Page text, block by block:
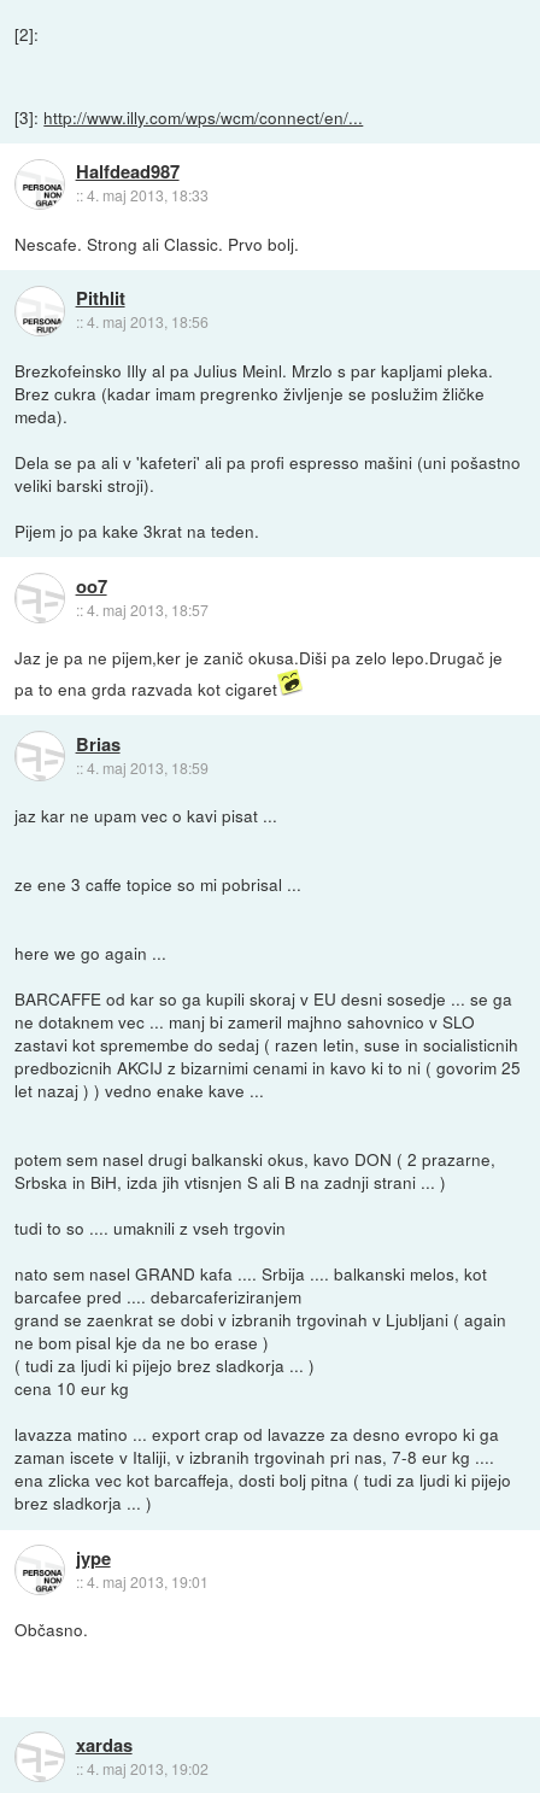
[2]:
[3]: http://www.illy.com/wps/wcm/connect/en/...
Halfdead987
::4. maj 2013, 18:33
Nescafe. Strong ali Classic. Prvo bolj.
Pithlit
::4. maj 2013, 18:56
Brezkofeinsko Illy al pa Julius Meinl. Mrzlo s par kapljami pleka.
Brez cukra (kadar imam pregrenko življenje se poslužim žličke
meda).
Dela se pa ali v 'kafeteri' ali pa profi espresso mašini (uni pošastno
veliki barski stroji).
Pijem jo pa kake 3krat na teden.
oo7
::4. maj 2013, 18:57
Jaz je pa ne pijem,ker je zanič okusa.Diši pa zelo lepo.Drugač je
pa to ena grda razvada kot cigaret
Brias
::4. maj 2013, 18:59
jaz kar ne upam vec o kavi pisat ...
ze ene 3 caffe topice so mi pobrisal ...
here we go again ...
BARCAFFE od kar so ga kupili skoraj v EU desni sosedje ... se ga
ne dotaknem vec ... manj bi zameril majhno sahovnico v SLO
zastavi kot spremembe do sedaj ( razen letin, suse in socialisticnih
predbozicnih AKCIJ z bizarnimi cenami in kavo ki to ni ( govorim 25
let nazaj ) ) vedno enake kave ...
potem sem nasel drugi balkanski okus, kavo DON ( 2 prazarne,
Srbska in BiH, izda jih vtisnjen S ali B na zadnji strani ... )
tudi to so .... umaknili z vseh trgovin
nato sem nasel GRAND kafa .... Srbija .... balkanski melos, kot
barcafee pred .... debarcaferiziranjem
grand se zaenkrat se dobi v izbranih trgovinah v Ljubljani ( again
ne bom pisal kje da ne bo erase )
( tudi za ljudi ki pijejo brez sladkorja ... )
cena 10 eur kg
lavazza matino ... export crap od lavazze za desno evropo ki ga
zaman iscete v Italiji, v izbranih trgovinah pri nas, 7-8 eur kg ....
ena zlicka vec kot barcaffeja, dosti bolj pitna ( tudi za ljudi ki pijejo
brez sladkorja ... )
jype
::4. maj 2013, 19:01
Občasno.
xardas
::4. maj 2013, 19:02